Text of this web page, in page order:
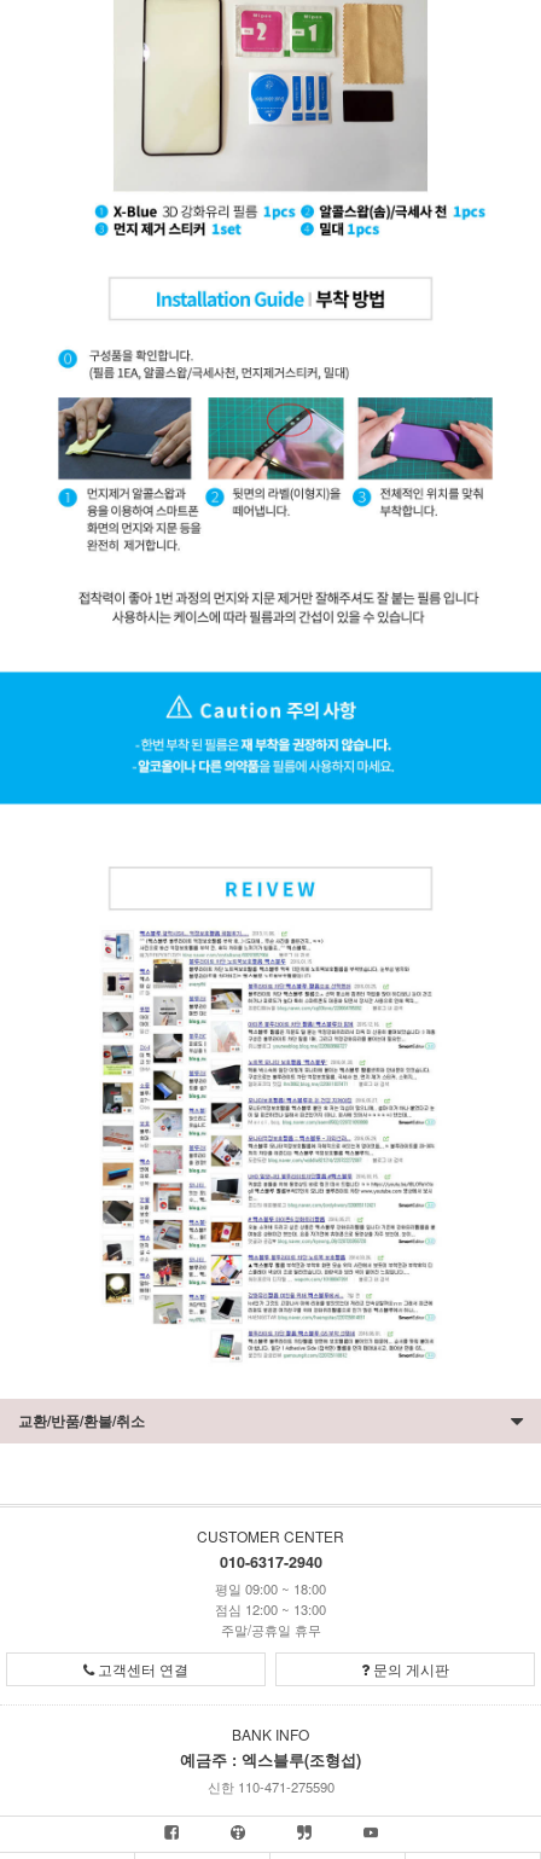
교환/반품/환불/취소
CUSTOMER CENTER
010-6317-2940
평일 09:00 ~ 18:00
점심 12:00 ~ 13:00
주말/공휴일 휴무
고객센터 연결 문의 게시판
BANK INFO
예금주 : 엑스블루(조형섭)
신한 110-471-275590